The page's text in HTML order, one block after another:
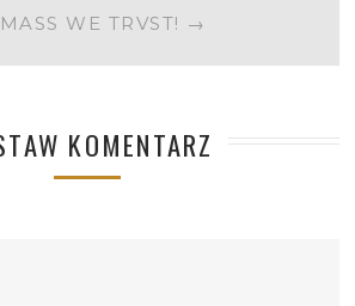
WE TRVST! →
KOMENTARZ